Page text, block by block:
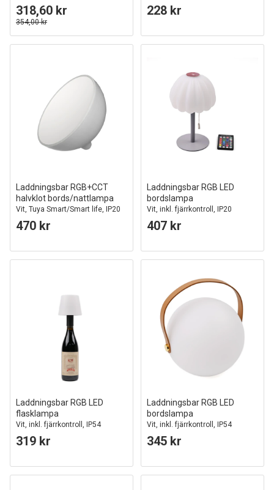
dimbar, 3-i-1, IP20 inomhus
318,60 kr
354,00 kr
fjärrkontroll & karbinhake
228 kr
Laddningsbar RGB+CCT
halvklot bords/nattlampa
Vit, Tuya Smart/Smart life, IP20
inomhus
470 kr
Laddningsbar RGB LED
bordslampa
Vit, inkl. fjärrkontroll, IP20
inomhus
407 kr
Laddningsbar RGB LED
flasklampa
Vit, inkl. fjärrkontroll, IP54
utomhus
319 kr
Laddningsbar RGB LED
bordslampa
Vit, inkl. fjärrkontroll, IP54
utomhus
345 kr